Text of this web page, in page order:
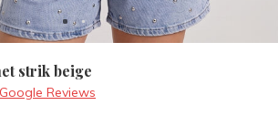
strik beige
Google Reviews